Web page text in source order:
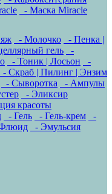
- Маска Miracle
- Молочко
- Пенка |
гель
-
- Тоник | Лосьон
-
- Скраб | Пилинг | Энзим
- Сыворотка
- Ампулы
- Эликсир
красоты
- Гель - Гель-крем
-
- Эмульсия